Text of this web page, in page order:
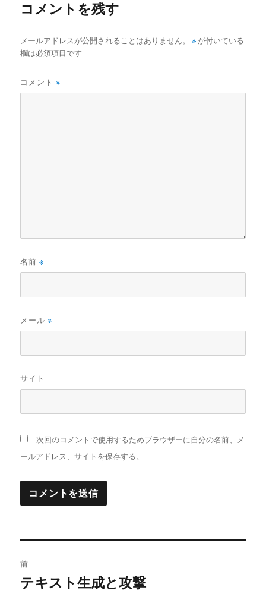
コメントを残す
メールアドレスが公開されることはありません。 ※ が付いている
欄は必須項目です
コメント※
名前※
メール※
サイト
次回のコメントで使用するためブラウザーに自分の名前、メ
ールアドレス、サイトを保存する。
稿
前
前
テキスト生成と攻撃